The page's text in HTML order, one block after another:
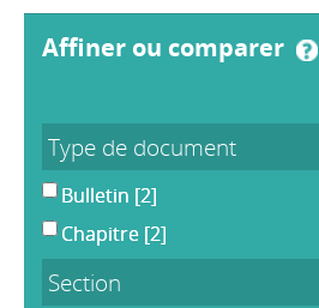
affiner ou comparer
Type de document
Bulletin [2]
Chapitre [2]
Section